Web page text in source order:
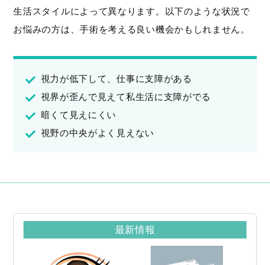
生活スタイルによって異なります。以下のような状況で
お悩みの方は、手術を考える良い機会かもしれません。
視力が低下して、仕事に支障がある
視界が歪んで見えて私生活に支障がでる
暗くて見えにくい
視野の中央がよく見えない
最新情報